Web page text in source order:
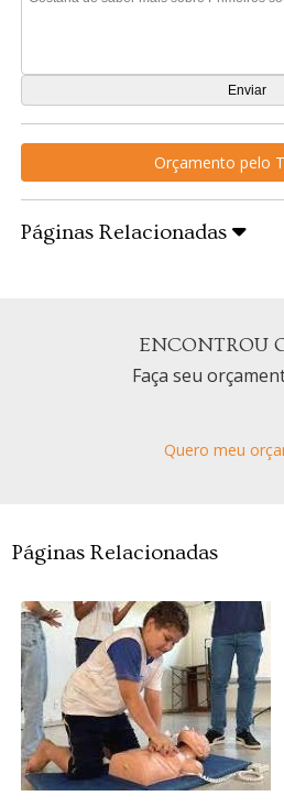
Orçamento pelo
Páginas Relacionadas
ENCONTROU
Faça seu
Quero meu
Páginas Relacionadas